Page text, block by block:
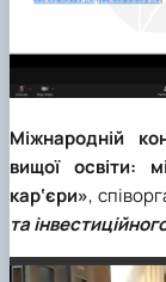
Міжнародній
вищої освіти:
кар‘єри»,
та